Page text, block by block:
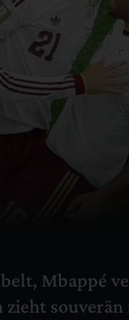
Mbappé
zieht